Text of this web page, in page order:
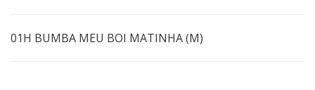
01H BUMBA MEU BOI MATINHA (M)